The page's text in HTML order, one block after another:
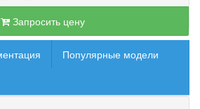
Запросить цену
Популярные модели